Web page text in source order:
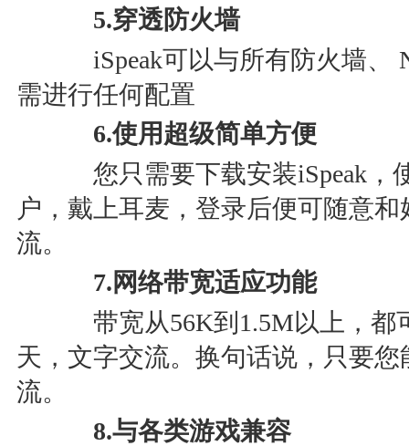
5.穿透防火墙
iSpeak可以与所有防火墙、
需进行任何配置
6.使用超级简单方便
您只需要下载安装iSpeak，
户，戴上耳麦，登录后便可随意
流。
7.网络带宽适应功能
带宽从56K到1.5M以上，都
天，文字交流。换句话说，只要您
流。
8.与各类游戏兼容